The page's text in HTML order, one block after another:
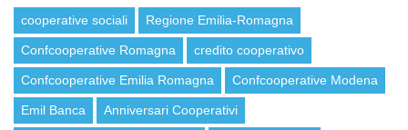
cooperative sociali Regione Emilia-Romagna
Confcooperative Romagna credito cooperativo
Confcooperative Emilia Romagna Confcooperative Modena
Emil Banca Anniversari Cooperativi